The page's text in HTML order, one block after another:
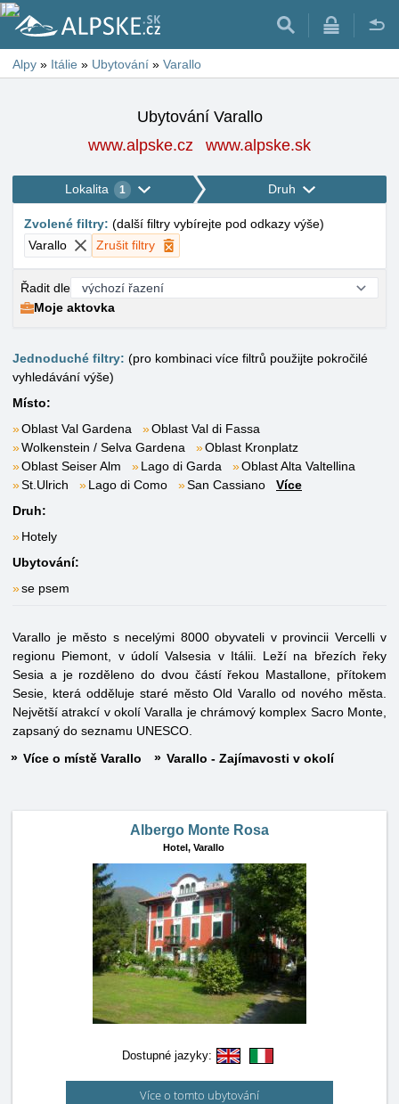
Alpy » Itálie » Ubytování » Varallo
Ubytování Varallo
www.alpske.cz
www.alpske.sk
Lokalita 1 Druh
Zvolené filtry: (další filtry vybírejte pod odkazy výše)
Varallo
Zrušit filtry
Řadit dle
Moje aktovka
Jednoduché filtry: (pro kombinaci více filtrů použijte pokročilé
vyhledávání výše)
Místo:
Oblast Val Gardena
Oblast Val di Fassa
Wolkenstein / Selva Gardena
Oblast Kronplatz
Oblast Seiser Alm
Lago di Garda
Oblast Alta Valtellina
St.Ulrich
Lago di Como San Cassiano
Více
Druh:
Hotely
Ubytování:
se psem
Varallo je město s necelými 8000 obyvateli v provincii Vercelli v
regionu Piemont, v údolí Valsesia v Itálii. Leží na březích řeky
Sesia a je rozděleno do dvou částí řekou Mastallone, přítokem
Sesie, která odděluje staré město Old Varallo od nového města.
Největší atrakcí v okolí Varalla je chrámový komplex Sacro Monte,
zapsaný do seznamu UNESCO.
Více o místě Varallo
Varallo - Zajímavosti v okolí
Albergo Monte Rosa
Hotel, Varallo
Dostupné jazyky:
Více o tomto ubytování